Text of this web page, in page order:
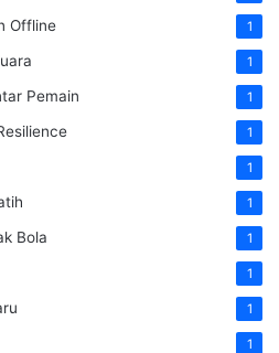
Offline 1
1
Pemain 1
1
1
1
Bola 1
1
1
1